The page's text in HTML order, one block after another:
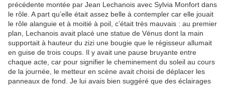
précédente montée par Jean Lechanois avec Sylvia Monfort dans
le rôle. A part qu’elle était assez belle à contempler car elle jouait
le rôle alanguie et à moitié à poil, c’était très mauvais : au premier
plan, Lechanois avait placé une statue de Vénus dont la main
supportait à hauteur du zizi une bougie que le régisseur allumait
en guise de trois coups. Il y avait une pause bruyante entre
chaque acte, car pour signifier le cheminement du soleil au cours
de la journée, le metteur en scène avait choisi de déplacer les
panneaux de fond. Je lui avais bien suggéré que des éclairages